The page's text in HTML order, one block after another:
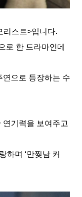
리스트>입니다.
로 한 드라마인데
연으로 등장하는 수
기력을 보여주고
하며 ‘만찢남 커